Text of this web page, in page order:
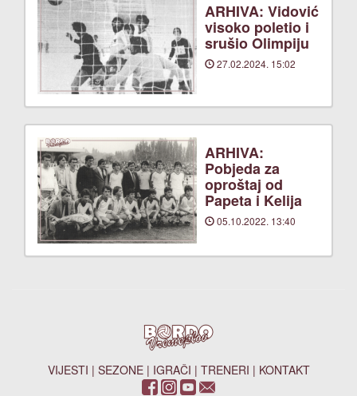
ARHIVA: Vidović
visoko poletio i
srušio Olimpiju
27.02.2024. 15:02
ARHIVA:
Pobjeda za
oproštaj od
Papeta i Kelija
05.10.2022. 13:40
VIJESTI | SEZONE| IGRAČI | TRENERI | KONTAKT